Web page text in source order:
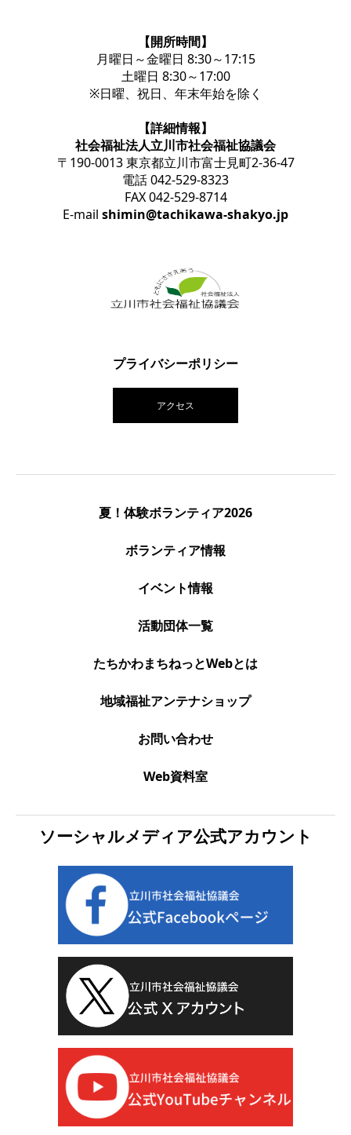
【開所時間】
月曜日～金曜日 8:30～17:15
土曜日 8:30～17:00
※日曜、祝日、年末年始を除く
【詳細情報】
社会福祉法人立川市社会福祉協議会
〒190-0013 東京都立川市富士見町2-36-47
電話 042-529-8323
FAX 042-529-8714
E-mail shimin@tachikawa-shakyo.jp
プライバシーポリシー
アクセス
夏！体験ボランティア2026
ボランティア情報
イベント情報
活動団体一覧
たちかわまちねっとWebとは
地域福祉アンテナショップ
お問い合わせ
Web資料室
ソーシャルメディア公式アカウント